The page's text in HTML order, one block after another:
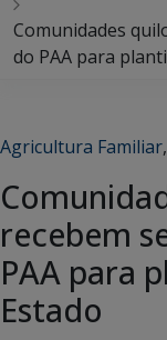
Comunidades
do PAA para
Agricultura Familiar,
recebem
PAA para
Estado